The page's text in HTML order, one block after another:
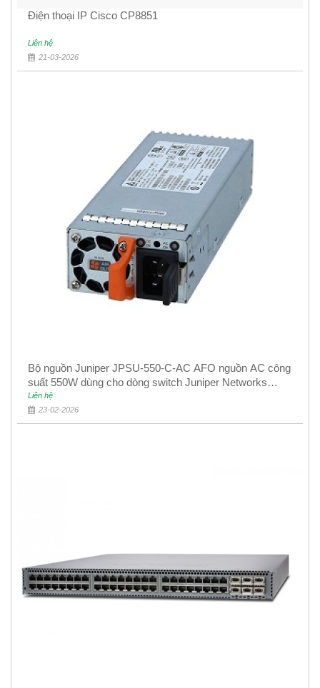
Điện thoại IP Cisco CP8851
Liên hệ
21-03-2026
Bộ nguồn Juniper JPSU-550-C-AC AFO nguồn AC công
suất 550W dùng cho dòng switch Juniper Networks
EX4400
Liên hệ
23-02-2026